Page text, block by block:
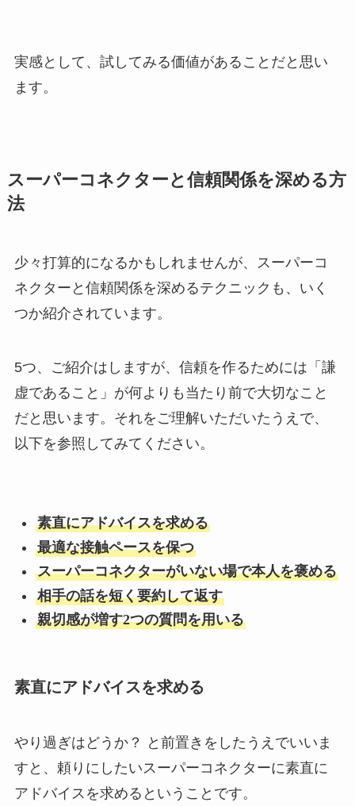
実感として、試してみる価値があることだと思い
ます。
スーパーコネクターと信頼関係を深める方
法
少々打算的になるかもしれませんが、スーパーコ
ネクターと信頼関係を深めるテクニックも、いく
つか紹介されています。
5つ、ご紹介はしますが、信頼を作るためには「謙
虚であること」が何よりも当たり前で大切なこと
だと思います。それをご理解いただいたうえで、
以下を参照してみてください。
素直にアドバイスを求める
最適な接触ペースを保つ
スーパーコネクターがいない場で本人を褒める
相手の話を短く要約して返す
親切感が増す2つの質問を用いる
素直にアドバイスを求める
やり過ぎはどうか？ と前置きをしたうえでいいま
すと、頼りにしたいスーパーコネクターに素直に
アドバイスを求めるということです。